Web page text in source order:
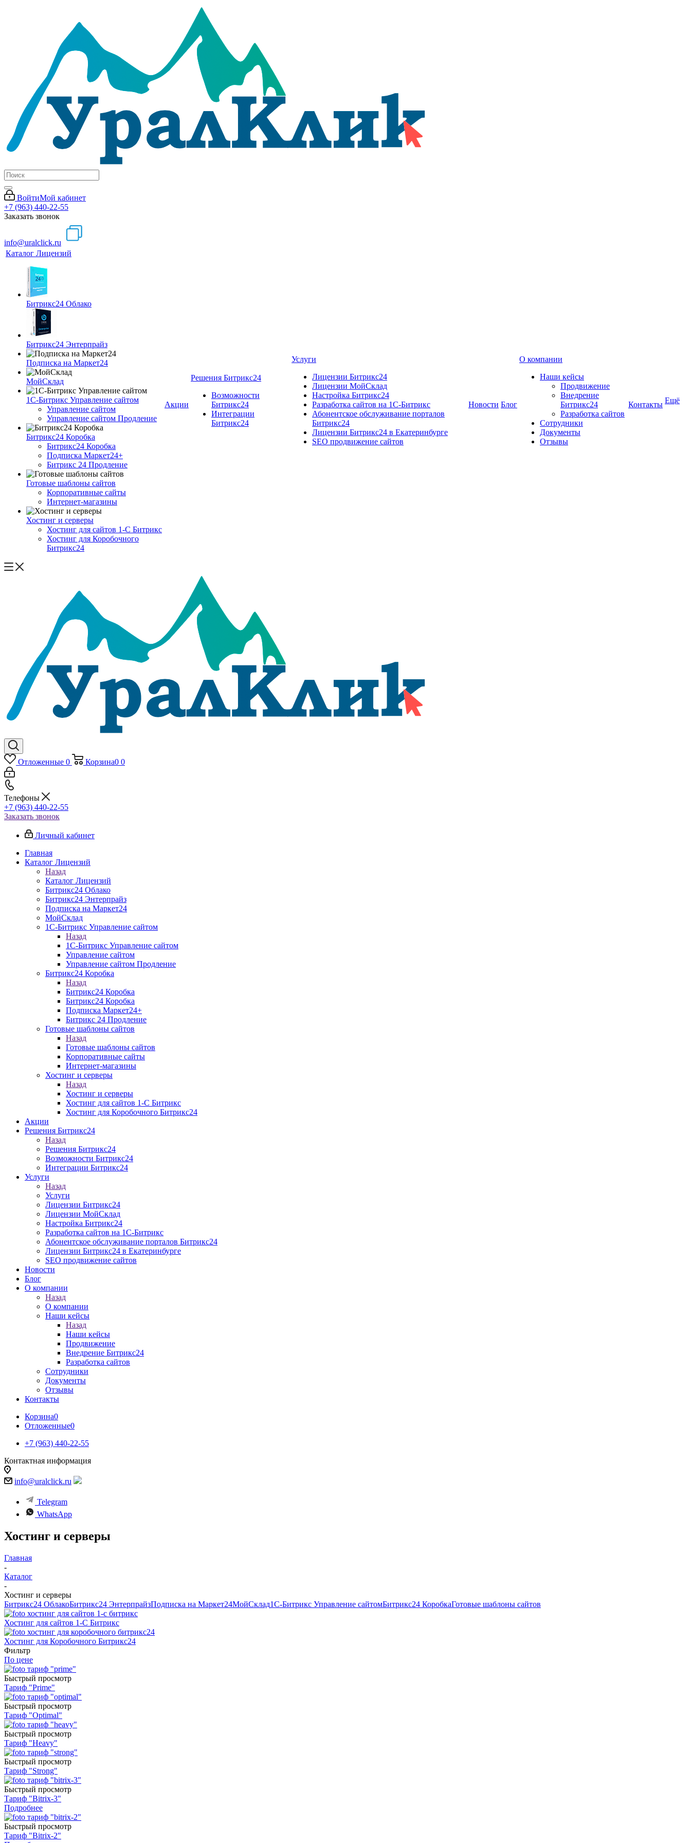
ВойтиМой кабинет
+7 (963) 440-22-55
Заказать звонок
info@uralclick.ru
Каталог Лицензий
Битрикс24 Облако
Битрикс24 Энтерпрайз
Подписка на Маркет24
МойСклад
1С-Битрикс Управление сайтом
Управление cайтом
Управление сайтом Продление
Битрикс24 Коробка
Битрикс24 Коробка
Подписка Маркет24+
Битрикс 24 Продление
Готовые шаблоны сайтов
Корпоративные сайты
Интернет-магазины
Хостинг и серверы
Хостинг для сайтов 1-C Битрикс
Хостинг для Коробочного
Битрикс24
Акции
Решения Битрикс24
Возможности
Битрикс24
Интеграции
Битрикс24
Услуги
Лицензии Битрикс24
Лицензии МойСклад
Настройка Битрикс24
Разработка cайтов на 1C-Битрикс
Абонентское обслуживание порталов
Битрикс24
Лицензии Битрикс24 в Екатеринбурге
SEO продвижение сайтов
Новости Блог
О компании
Наши кейсы
Продвижение
Внедрение
Битрикс24
Разработка сайтов
Сотрудники
Документы
Отзывы
Контакты Ещё
Отложенные 0 Корзина0 0
Телефоны
+7 (963) 440-22-55
Заказать звонок
Личный кабинет
Главная
Каталог Лицензий
Назад
Каталог Лицензий
Битрикс24 Облако
Битрикс24 Энтерпрайз
Подписка на Маркет24
МойСклад
1С-Битрикс Управление сайтом
Назад
1С-Битрикс Управление сайтом
Управление cайтом
Управление сайтом Продление
Битрикс24 Коробка
Назад
Битрикс24 Коробка
Битрикс24 Коробка
Подписка Маркет24+
Битрикс 24 Продление
Готовые шаблоны сайтов
Назад
Готовые шаблоны сайтов
Корпоративные сайты
Интернет-магазины
Хостинг и серверы
Назад
Хостинг и серверы
Хостинг для сайтов 1-C Битрикс
Хостинг для Коробочного Битрикс24
Акции
Решения Битрикс24
Назад
Решения Битрикс24
Возможности Битрикс24
Интеграции Битрикс24
Услуги
Назад
Услуги
Лицензии Битрикс24
Лицензии МойСклад
Настройка Битрикс24
Разработка cайтов на 1C-Битрикс
Абонентское обслуживание порталов Битрикс24
Лицензии Битрикс24 в Екатеринбурге
SEO продвижение сайтов
Новости
Блог
О компании
Назад
О компании
Наши кейсы
Назад
Наши кейсы
Продвижение
Внедрение Битрикс24
Разработка сайтов
Сотрудники
Документы
Отзывы
Контакты
Корзина0
Отложенные0
+7 (963) 440-22-55
Контактная информация
info@uralclick.ru
Telegram
WhatsApp
Хостинг и серверы
Главная
-
Каталог
-
Хостинг и серверы
Битрикс24 ОблакоБитрикс24 ЭнтерпрайзПодписка на Маркет24МойСклад1С-Битрикс Управление сайтомБитрикс24 КоробкаГотовые шаблоны сайтов
Хостинг для сайтов 1-C Битрикс
Хостинг для Коробочного Битрикс24
Фильтр
По цене
Быстрый просмотр
Тариф "Prime"
Быстрый просмотр
Тариф "Optimal"
Быстрый просмотр
Тариф "Heavy"
Быстрый просмотр
Тариф "Strong"
Быстрый просмотр
Тариф "Bitrix-3"
Подробнее
Быстрый просмотр
Тариф "Bitrix-2"